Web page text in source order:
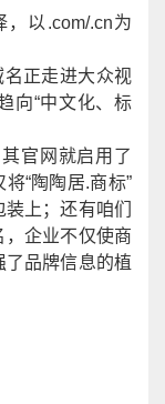
，以 .com/.cn为
名正走进大众视
向“中文化、标
官网就启用了
“陶陶居.商标”
上；还有咱们
，企业不仅使商
品牌信息的植